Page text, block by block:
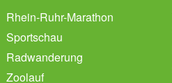
Rhein-Ruhr-Marathon
Sportschau
Radwanderung
Zoolauf